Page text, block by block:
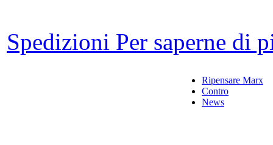
Spedizioni Per saperne di
Ripensare Marx
Contro
News